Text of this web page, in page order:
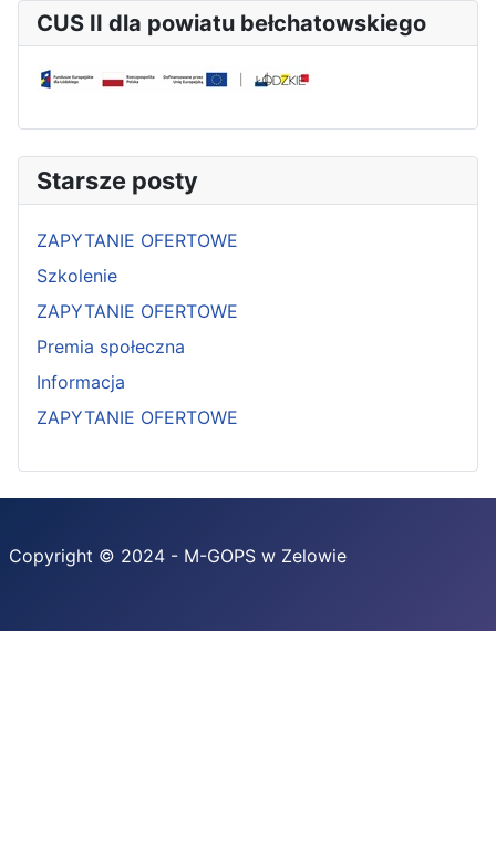
CUS II dla powiatu bełchatowskiego
Starsze posty
ZAPYTANIE OFERTOWE
Szkolenie
ZAPYTANIE OFERTOWE
Premia społeczna
Informacja
ZAPYTANIE OFERTOWE
Copyright © 2024 - M-GOPS w Zelowie